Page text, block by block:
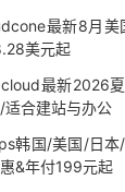
最新8月美
美元起
最新2026
适合建站与办公
韩国/美国/日本
&年付199元起